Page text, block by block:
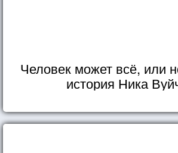
Человек может всё, или
история Ника